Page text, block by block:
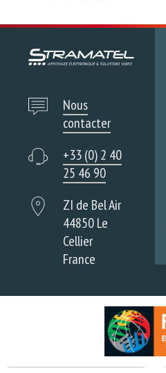
Nous
contacter
+33 (0) 2 40
25 46 90
ZI de Bel Air
44850 Le
Cellier
France